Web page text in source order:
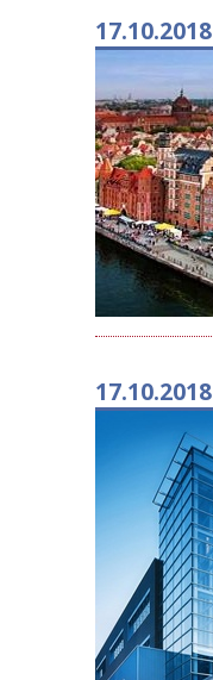
17.10.2018
17.10.2018